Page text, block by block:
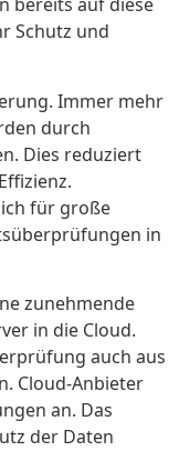
Schutz und
Immer mehr
durch
Dies reduziert
für große
in
zunehmende
in die Cloud.
auch aus
Cloud-Anbieter
an. Das
der Daten